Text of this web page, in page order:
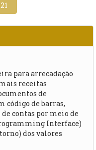
para arrecadação
receitas
de
código de barras,
de contas por meio de
Interface)
dos valores